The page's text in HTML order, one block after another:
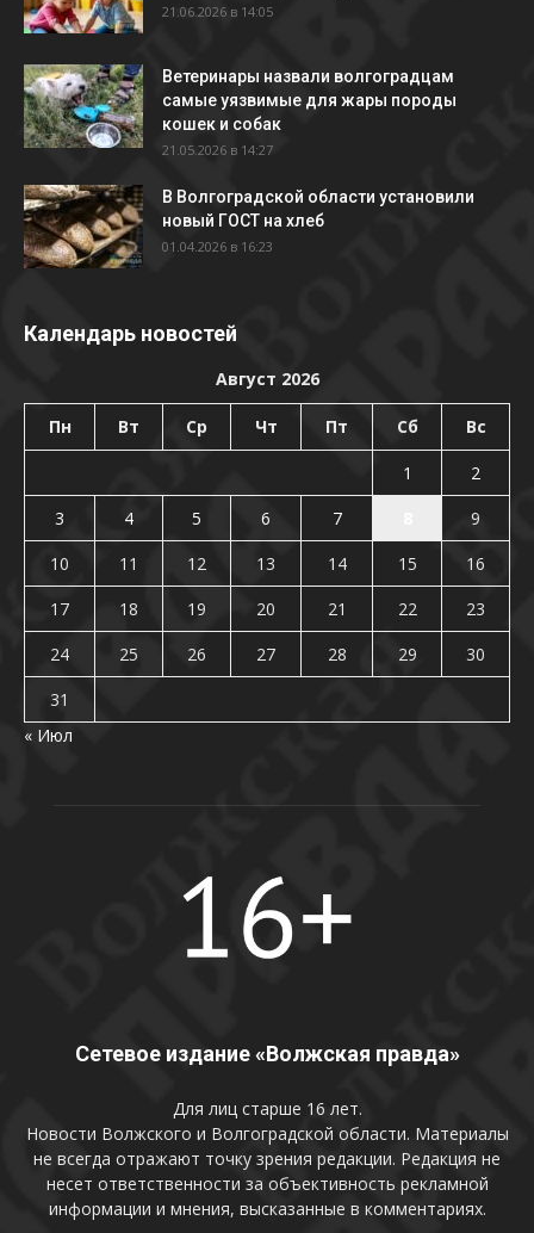
21.06.2026 в 14:05
Ветеринары назвали волгоградцам
самые уязвимые для жары породы
кошек и собак
21.05.2026 в 14:27
В Волгоградской области установили
новый ГОСТ на хлеб
01.04.2026 в 16:23
Календарь новостей
Август 2026
Пн Вт Ср Чт Пт Сб Вс
1
2
3
4 5 6 7
9
10
11 12 13 14 15
16
17
18 19 20 21 22
23
24
25 26 27 28 29
30
31
« Июл
Сетевое издание «Волжская правда»
Для лиц старше 16 лет.
Новости Волжского и Волгоградской области. Материалы
не всегда отражают точку зрения редакции. Редакция не
несет ответственности за объективность рекламной
информации и мнения, высказанные в комментариях.